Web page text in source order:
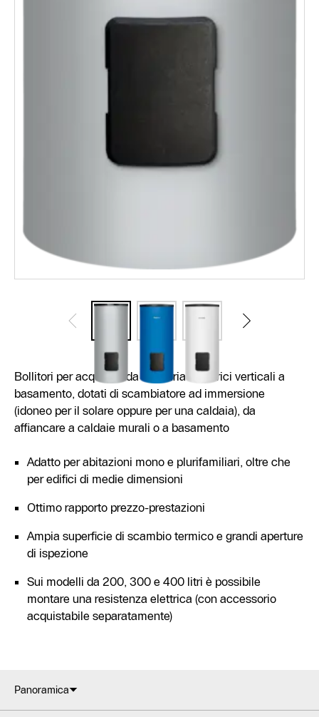
Bollitori per acqua calda sanitaria cilindrici verticali a
basamento, dotati di scambiatore ad immersione
(idoneo per il solare oppure per una caldaia), da
affiancare a caldaie murali o a basamento
Adatto per abitazioni mono e plurifamiliari, oltre che
per edifici di medie dimensioni
Ottimo rapporto prezzo-prestazioni
Ampia superficie di scambio termico e grandi aperture
di ispezione
Sui modelli da 200, 300 e 400 litri è possibile
montare una resistenza elettrica (con accessorio
acquistabile separatamente)
Panoramica